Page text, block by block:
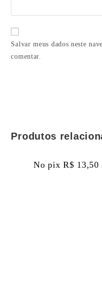
Salvar meus dados neste
comentar.
Produtos
No pix R$ 13,50